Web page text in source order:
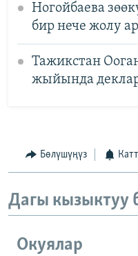
Ногойбаева
бир нече жолу
Тажикстан
жыйында
Бөлүшүңүз
Дагы кызыктуу
Окуялар